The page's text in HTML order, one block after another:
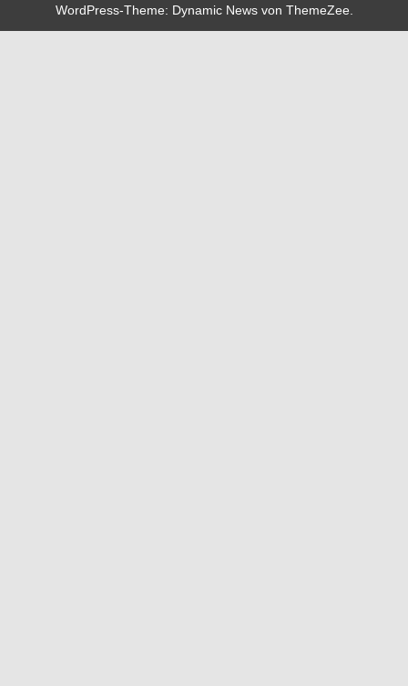
WordPress-Theme: Dynamic News von ThemeZee.